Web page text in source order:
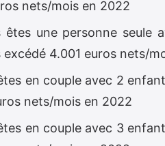
nets/mois en 2022
êtes une personne seule
excédé 4.001 euros nets/
en couple avec 2
nets/mois en 2022
en couple avec 3